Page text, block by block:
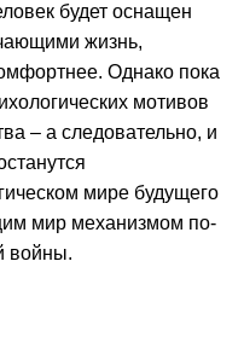
будет оснащен
жизнь,
Однако пока
мотивов
– а следовательно, и
мире будущего
мир механизмом по-
войны.